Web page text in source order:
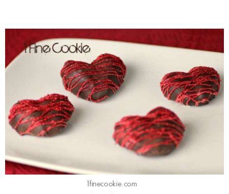
1finecookie.com